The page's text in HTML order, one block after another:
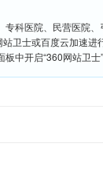
科医院、民营医院
卫士或百度云加速进
中开启“360网站卫士